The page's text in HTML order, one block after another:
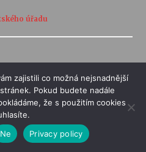
úřadu
zajistili co možná nejsnadnější
Pokud budete nadále
že s použitím cookies
Ne Privacy policy